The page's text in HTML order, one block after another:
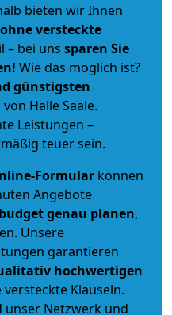
bieten wir Ihnen
ohne versteckte
– bei uns sparen Sie
Wie das möglich ist?
günstigsten
Halle Saale.
Leistungen –
teuer sein.
Formular können
Angebote
genau planen,
Unsere
garantieren
hochwertigen
versteckte Klauseln.
unser Netzwerk und